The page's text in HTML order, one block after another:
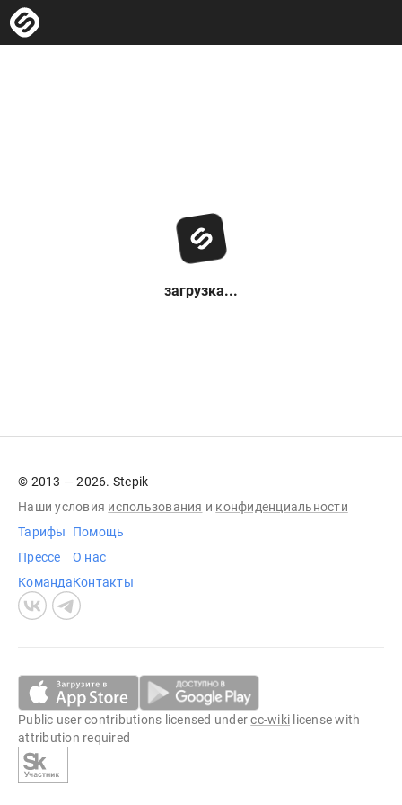
загрузка...
© 2013 — 2026. Stepik
Наши условия использования и конфиденциальности
Тарифы
Прессе
Команда
Помощь
О нас
Контакты
Public user contributions licensed undercc-wiki license with
attribution required